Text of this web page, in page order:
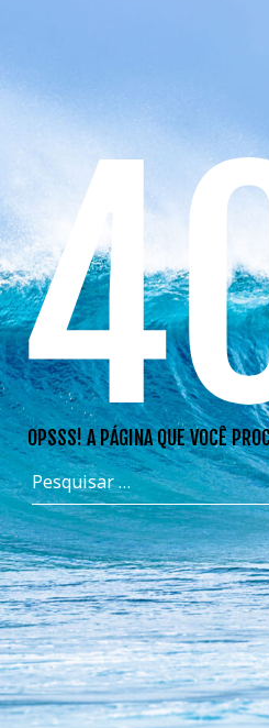
OPSSS! A PÁGINA QUE VOCÊ